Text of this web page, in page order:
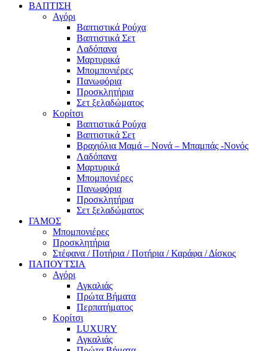
ΒΑΠΤΙΣΗ
Αγόρι
Βαπτιστικά Ρούχα
Βαπτιστικά Σετ
Λαδόπανα
Μαρτυρικά
Μπομπονιέρες
Πανωφόρια
Προσκλητήρια
Σετ ξελαδώματος
Κορίτσι
Βαπτιστικά Ρούχα
Βαπτιστικά Σετ
Βραχιόλια Μαμά – Νονά – Μπαμπάς -Νονός
Λαδόπανα
Μαρτυρικά
Μπομπονιέρες
Πανωφόρια
Προσκλητήρια
Σετ ξελαδώματος
ΓΑΜΟΣ
Μπομπονιέρες
Προσκλητήρια
Στέφανα / Ποτήρια / Ποτήρια / Καράφα / Δίσκος
ΠΑΠΟΥΤΣΙΑ
Αγόρι
Αγκαλιάς
Πρώτα Βήματα
Περπατήματος
Κορίτσι
LUXURY
Αγκαλιάς